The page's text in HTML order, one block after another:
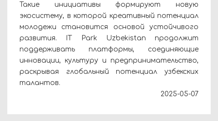
Такие инициативы формируют новую
экосистему, в которой креативный потенциал
молодежи становится основой устойчивого
развития. IT Park Uzbekistan продолжит
поддерживать платформы, соединяющие
инновации, культуру и предпринимательство,
раскрывая глобальный потенциал узбекских
талантов.
2025-05-07